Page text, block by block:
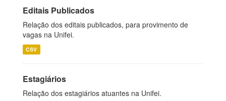
Editais Publicados
Relação dos editais publicados, para provimento de
vagas na Unifei.
CSV
Estagiários
Relação dos estagiários atuantes na Unifei.